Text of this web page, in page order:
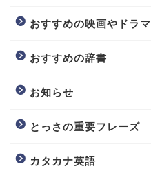
おすすめの映画やドラマ
おすすめの辞書
お知らせ
とっさの重要フレーズ
カタカナ英語